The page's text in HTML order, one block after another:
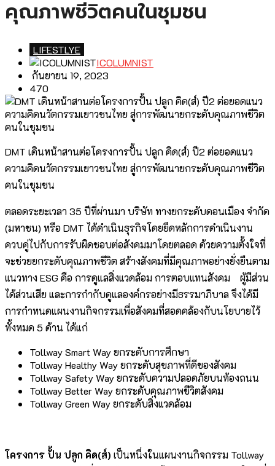
คุณภาพชีวิตคนในชุมชน
LIFESTLYE
ICOLUMNIST
กันยายน 19, 2023
470
DMT เดินหน้าสานต่อโครงการปั้น ปลูก คิด(ส์) ปี2 ต่อยอดแนว
ความคิดนวัตกรรมเยาวชนไทย สู่การพัฒนายกระดับคุณภาพชีวิต
คนในชุมชน
ตลอดระยะเวลา 35 ปีที่ผ่านมา บริษัท ทางยกระดับดอนเมือง จํากัด
(มหาชน) หรือ DMT ได้ดำเนินธุรกิจโดยยึดหลักการดําเนินงาน
ควบคู่ไปกับการรับผิดชอบต่อสังคมมาโดยตลอด ด้วยความตั้งใจที่
จะช่วยยกระดับคุณภาพชีวิต สร้างสังคมที่มีคุณภาพอย่างยั่งยืนตาม
แนวทาง ESG คือ การดูแลสิ่งแวดล้อม การตอบแทนสังคม ผู้มีส่วน
ได้ส่วนเสีย และการกำกับดูแลองค์กรอย่างมีธรรมาภิบาล จึงได้มี
การกำหนดแผนงานกิจกรรมเพื่อสังคมที่สอดคล้องกับนโยบายไว้
ทั้งหมด 5 ด้าน ได้แก่
Tollway Smart Way ยกระดับการศึกษา
Tollway Healthy Way ยกระดับสุขภาพที่ดีของสังคม
Tollway Safety Way ยกระดับความปลอดภัยบนท้องถนน
Tollway Better Way ยกระดับคุณภาพชีวิตสังคม
Tollway Green Way ยกระดับสิ่งแวดล้อม
โครงการ ปั้น ปลูก คิด(ส์) เป็นหนึ่งในแผนงานกิจกรรม Tollway